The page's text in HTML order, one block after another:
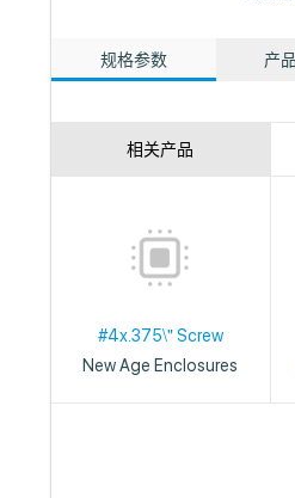
规格参数 产
相关产品
#4x.375\" Screw
New Age Enclosures